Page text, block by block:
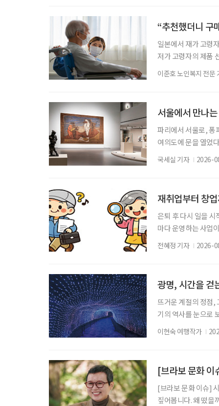
니다. 외출
“추천했더니 구
일본에서 재가 고령
저가 고령자의 제품
고령자의 상태를
내 장기요양 현장
니지먼트
이준호 노인복지 전문
서울에서 만나
파리에서 서울로, 퐁
여의도에 문을 열었
미술을 이끈 거장
관이 대대적인 보
국세실 기자 2026-
재취업부터 창
은퇴 후 다시 일을
마다 운영하는 사업
력 단절 여성이라
보건복지부 노인일
원 계획을 세
전혜정 기자 2026-
광명, 시간을 걷
뜨거운 계절의 정점,
기의 역사를 눈으로
광명시다. 요즘 여
식의 여행보다는
이현숙 여행작가
[브라보 문화 이
[브라보 문화 이슈]
짚어봅니다. 왜 떴을